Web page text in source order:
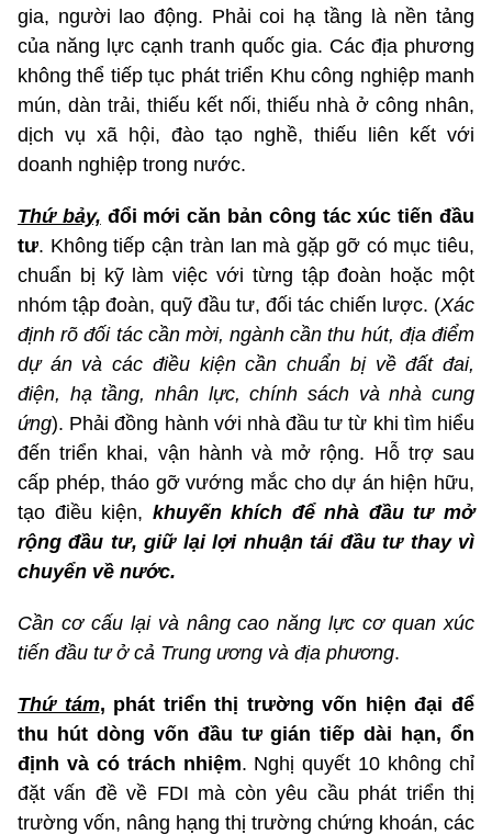
gia, người lao động. Phải coi hạ tầng là nền tảng
của năng lực cạnh tranh quốc gia. Các địa phương
không thể tiếp tục phát triển Khu công nghiệp manh
mún, dàn trải, thiếu kết nối, thiếu nhà ở công nhân,
dịch vụ xã hội, đào tạo nghề, thiếu liên kết với
doanh nghiệp trong nước.
Thứ bảy, đổi mới căn bản công tác xúc tiến đầu
tư. Không tiếp cận tràn lan mà gặp gỡ có mục tiêu,
chuẩn bị kỹ làm việc với từng tập đoàn hoặc một
nhóm tập đoàn, quỹ đầu tư, đối tác chiến lược. (Xác
định rõ đối tác cần mời, ngành cần thu hút, địa điểm
dự án và các điều kiện cần chuẩn bị về đất đai,
điện, hạ tầng, nhân lực, chính sách và nhà cung
ứng). Phải đồng hành với nhà đầu tư từ khi tìm hiểu
đến triển khai, vận hành và mở rộng. Hỗ trợ sau
cấp phép, tháo gỡ vướng mắc cho dự án hiện hữu,
tạo điều kiện, khuyến khích để nhà đầu tư mở
rộng đầu tư, giữ lại lợi nhuận tái đầu tư thay vì
chuyển về nước.
Cần cơ cấu lại và nâng cao năng lực cơ quan xúc
tiến đầu tư ở cả Trung ương và địa phương.
Thứ tám, phát triển thị trường vốn hiện đại để
thu hút dòng vốn đầu tư gián tiếp dài hạn, ổn
định và có trách nhiệm. Nghị quyết 10 không chỉ
đặt vấn đề về FDI mà còn yêu cầu phát triển thị
trường vốn, nâng hạng thị trường chứng khoán, các